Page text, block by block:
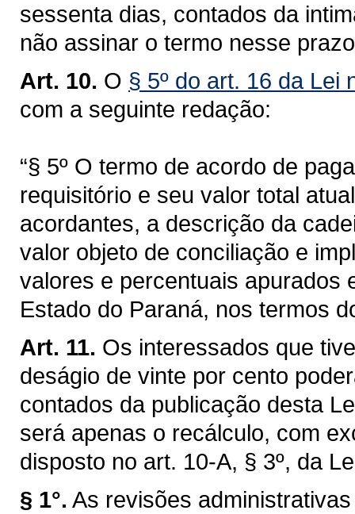
sessenta dias, contados da
não assinar o termo nesse
Art. 10. O § 5º do art. 16 da Lei
com a seguinte redação:
“§ 5º O termo de acordo de
requisitório e seu valor total
acordantes, a descrição da
valor objeto de conciliação e
valores e percentuais apurados
Estado do Paraná, nos termos
Art. 11. Os interessados que
deságio de vinte por cento
contados da publicação desta
será apenas o recálculo, com
disposto no art. 10-A, § 3º, da
§ 1°. As revisões